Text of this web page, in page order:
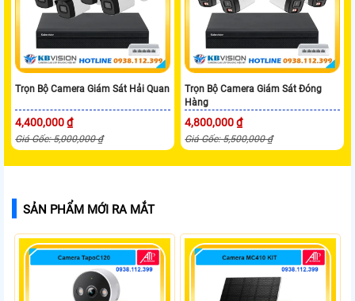
Trọn Bộ Camera Giám Sát Hải Quan
4,400,000 ₫
Giá Gốc: 5,000,000 ₫
Trọn Bộ Camera Giám Sát Đóng
Hàng
4,800,000 ₫
Giá Gốc: 5,500,000 ₫
SẢN PHẨM MỚI RA MẮT